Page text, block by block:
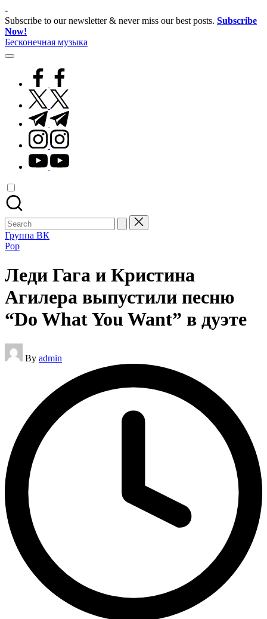
Skip
to
content
-
Subscribe to our newsletter & never miss our best posts. Subscribe
Now!
Бесконечная музыка
facebook.com
twitter.com
t.me
instagram.com
youtube.com
Search
for:
Группа ВК
Posted
Pop
Леди Гага и Кристина
Агилера выпустили песню
“Do What You Want” в дуэте
Posted
by
By admin